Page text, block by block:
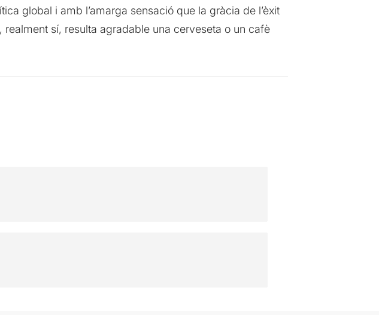
global i amb l’amarga sensació que la gràcia de l’èxit
sí, resulta agradable una cerveseta o un cafè